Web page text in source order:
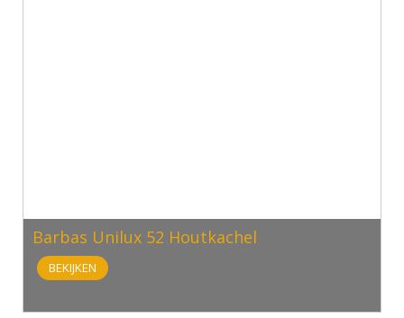
Barbas Unilux 52 Houtkachel
BEKIJKEN